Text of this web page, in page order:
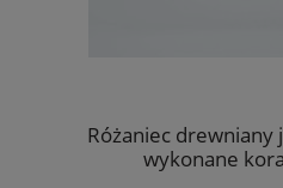
Różaniec drewniany
wykonane